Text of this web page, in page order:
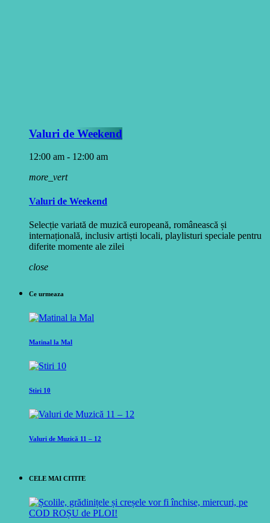
Valuri de Weekend
12:00 am - 12:00 am
more_vert
Valuri de Weekend
Selecție variată de muzică europeană, românească și
internațională, inclusiv artiști locali, playlisturi speciale pentru
diferite momente ale zilei
close
Ce urmeaza
Matinal la Mal
Stiri 10
Valuri de Muzică 11 – 12
CELE MAI CITITE